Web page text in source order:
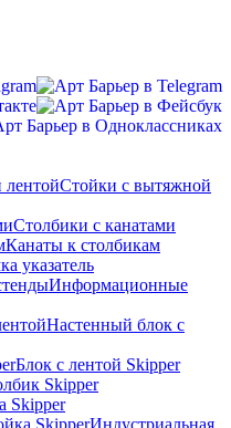
Стойки с вытяжной
Столбики с канатами
Канаты к столбикам
указатель
Информационные
Настенный блок с
Блок с лентой Skipper
Skipper
Skipper
Индустриальная